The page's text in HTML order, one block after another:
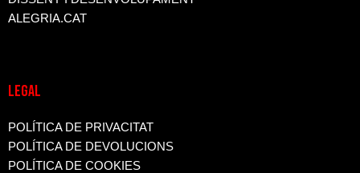
ALEGRIA.CAT
LEGAL
POLÍTICA DE PRIVACITAT
POLÍTICA DE DEVOLUCIONS
POLÍTICA DE COOKIES